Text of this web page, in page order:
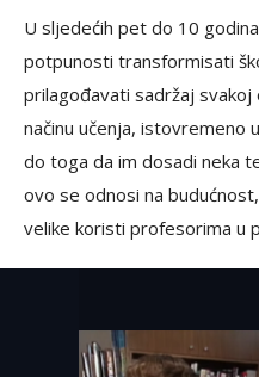
U sljedećih pet do 10
potpunosti transformisati
prilagođavati sadržaj
načinu učenja, istovremeno
do toga da im dosadi neka
ovo se odnosi na
velike koristi profesorima u